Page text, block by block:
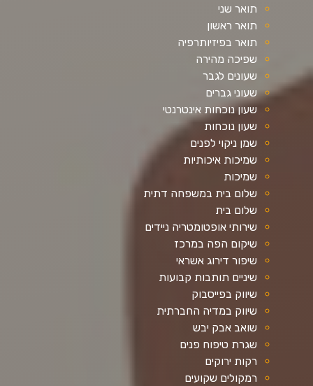
תואר שני
תואר ראשון
תואר בפיזיותרפיה
שפיכה מהירה
שעונים לגבר
שעוני גברים
שעון נוכחות אינטרנטי
שעון נוכחות
שמן ניקוי לפנים
שמיכות איכותיות
שמיכות
שלום בית במשפחה דתית
שלום בית
שירותי אופטומטריה ניידים
שיקום הפה במרכז
שיפור דירוג אשראי
שיניים תותבות קבועות
שיווק בפייסבוק
שיווק במדיה החברתית
שואב אבק יבש
שגרת טיפוח פנים
רקות ירוקים
רמקולים שקועים